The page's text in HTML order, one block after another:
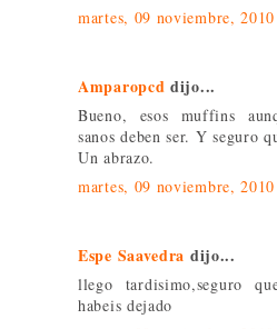
martes, 09 noviembre, 2010
Amparopcd dijo...
Bueno, esos muffins
sanos deben ser. Y seguro
Un abrazo.
martes, 09 noviembre, 2010
Espe Saavedra dijo...
llego tardisimo,seguro
habeis dejado